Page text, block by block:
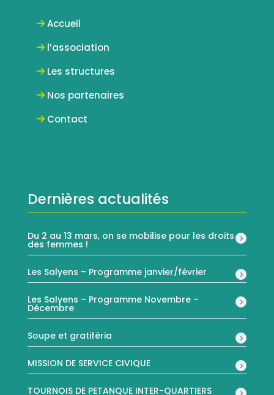
Accueil
l’association
Les structures
Nos partenaires
Contact
Dernières actualités
Du 2 au 13 mars, on se mobilise pour les droits
des femmes !
Les Salyens – Programme janvier/février
Les Salyens – Programme Novembre –
Décembre
Soupe et gratiféria
MISSION DE SERVICE CIVIQUE
TOURNOIS DE PETANQUE INTER-QUARTIERS